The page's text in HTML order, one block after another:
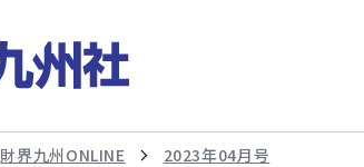
財界九州ONLINE 2023年04月号